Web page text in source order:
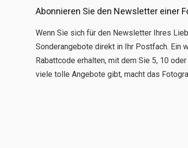
Abonnieren Sie den Newsletter einer
Wenn Sie sich für den Newsletter Ihres
Sonderangebote direkt in Ihr Postfach. Ein
Rabattcode erhalten, mit dem Sie 5, 10
viele tolle Angebote gibt, macht das